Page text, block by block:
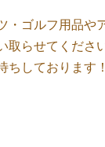
・ゴルフ用品や
取らせてくださ
ちしております！